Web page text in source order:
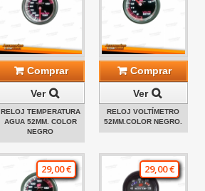
Comprar
Ver
RELOJ TEMPERATURA
AGUA 52MM. COLOR
NEGRO
Comprar
Ver
RELOJ VOLTÍMETRO
52MM.COLOR NEGRO.
29,00 € 29,00 €